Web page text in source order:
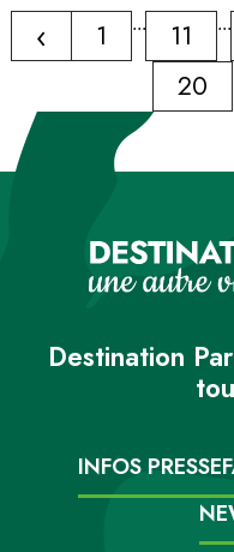
‹ 1 ... 11 ...
20
Destination
INFOS PRESSE